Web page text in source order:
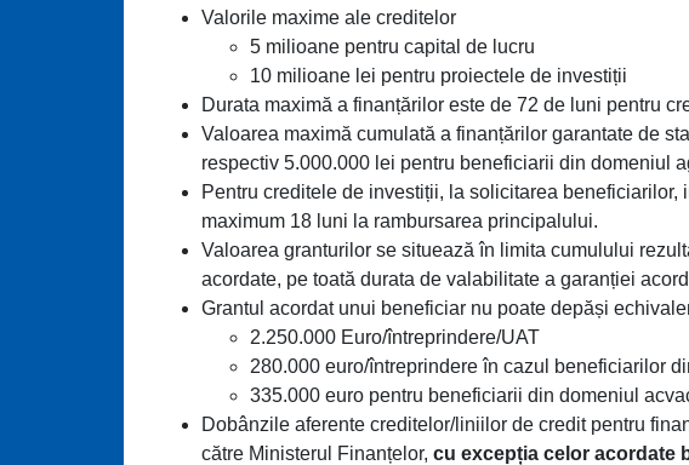
Valorile maxime ale creditelor
5 milioane pentru capital de lucru
10 milioane lei pentru proiectele de investiții
Durata maximă a finanțărilor este de 72 de luni pentru
Valoarea maximă cumulată a finanțărilor garantate de
respectiv 5.000.000 lei pentru beneficiarii din domeniul
Pentru creditele de investiții, la solicitarea
maximum 18 luni la rambursarea principalului.
Valoarea granturilor se situează în limita cumulului
acordate, pe toată durata de valabilitate a garanției
Grantul acordat unui beneficiar nu poate depăși
2.250.000 Euro/întreprindere/UAT
280.000 euro/întreprindere în cazul beneficiarilor
335.000 euro pentru beneficiarii din domeniul
Dobânzile aferente creditelor/liniilor de credit pentru
către Ministerul Finanțelor, cu excepția celor acordate